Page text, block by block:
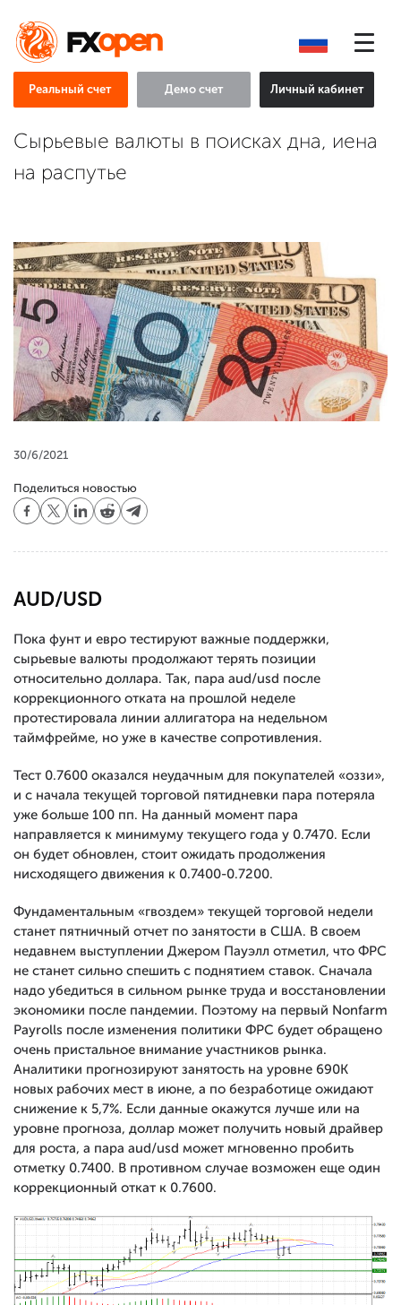
Реальный счет Демо счет Личный кабинет
Сырьевые валюты в поисках дна, иена
на распутье
30/6/2021
Поделиться новостью
AUD/USD
Пока фунт и евро тестируют важные поддержки,
сырьевые валюты продолжают терять позиции
относительно доллара. Так, пара aud/usd после
коррекционного отката на прошлой неделе
протестировала линии аллигатора на недельном
таймфрейме, но уже в качестве сопротивления.
Тест 0.7600 оказался неудачным для покупателей «оззи»,
и с начала текущей торговой пятидневки пара потеряла
уже больше 100 пп. На данный момент пара
направляется к минимуму текущего года у 0.7470. Если
он будет обновлен, стоит ожидать продолжения
нисходящего движения к 0.7400-0.7200.
Фундаментальным «гвоздем» текущей торговой недели
станет пятничный отчет по занятости в США. В своем
недавнем выступлении Джером Пауэлл отметил, что ФРС
не станет сильно спешить с поднятием ставок. Сначала
надо убедиться в сильном рынке труда и восстановлении
экономики после пандемии. Поэтому на первый Nonfarm
Payrolls после изменения политики ФРС будет обращено
очень пристальное внимание участников рынка.
Аналитики прогнозируют занятость на уровне 690К
новых рабочих мест в июне, а по безработице ожидают
снижение к 5,7%. Если данные окажутся лучше или на
уровне прогноза, доллар может получить новый драйвер
для роста, а пара aud/usd может мгновенно пробить
отметку 0.7400. В противном случае возможен еще один
коррекционный откат к 0.7600.